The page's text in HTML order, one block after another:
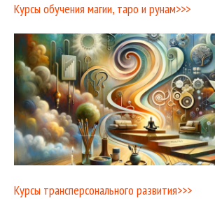
Курсы обучения магии, таро и рунам>>>
Курсы трансперсонального развития>>>